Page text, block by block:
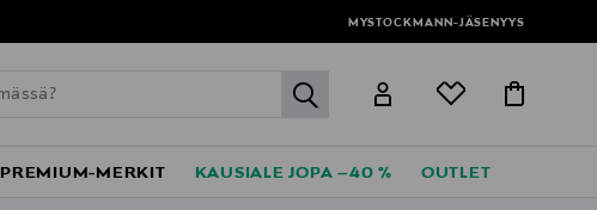
MYSTOCKMANN-JÄSENYYS
label.header.go
PREMIUM-MERKIT KAUSIALE JOPA –40 % OUTLET